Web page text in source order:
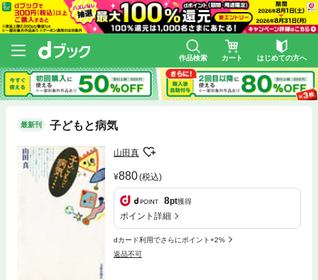
作品検索 カート はじめての方へ
最新刊 子どもと病気
山田真
880(税込)
8pt獲得
ポイント詳細
dカード利用でさらにポイント+2%
返品不可